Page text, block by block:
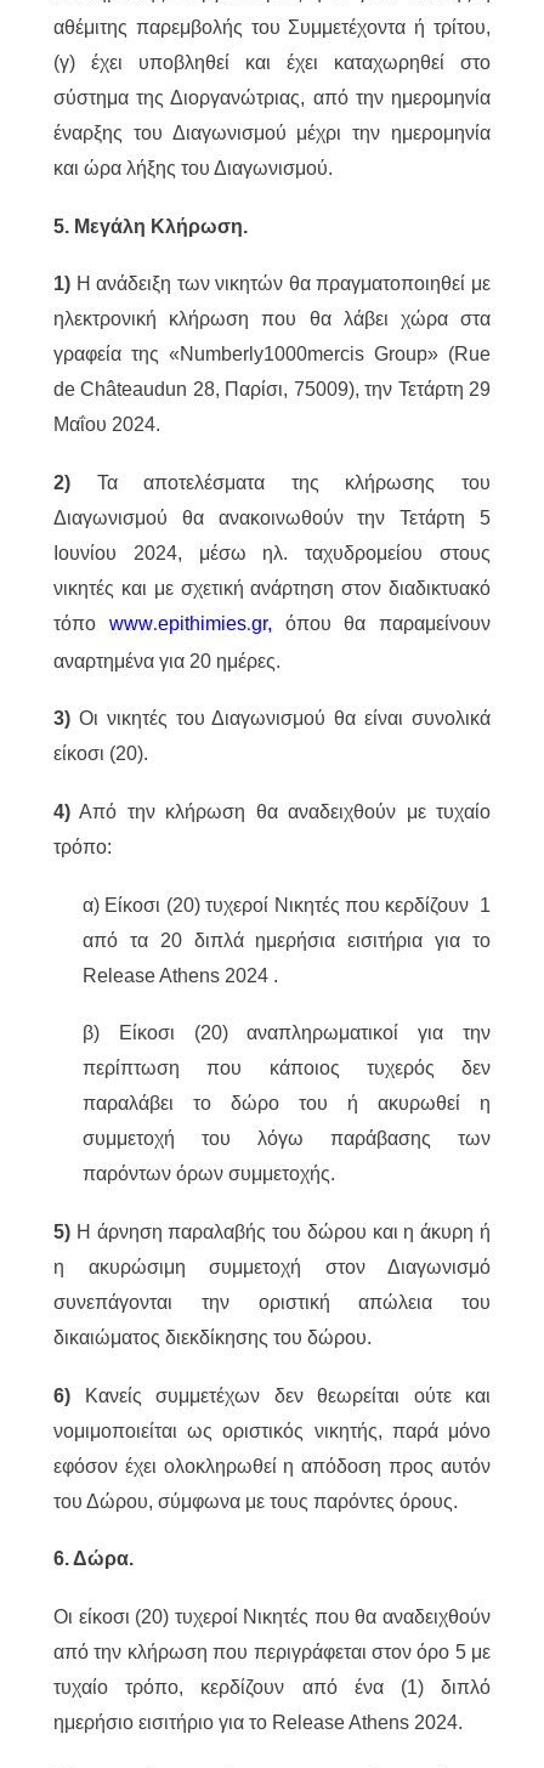
αθέμιτης παρεμβολής του Συμμετέχοντα ή τρίτου,
(γ) έχει υποβληθεί και έχει καταχωρηθεί στο
σύστημα της Διοργανώτριας, από την ημερομηνία
έναρξης του Διαγωνισμού μέχρι την ημερομηνία
και ώρα λήξης του Διαγωνισμού.
5. Μεγάλη Κλήρωση.
1) Η ανάδειξη των νικητών θα πραγματοποιηθεί με
ηλεκτρονική κλήρωση που θα λάβει χώρα στα
γραφεία της «Numberly1000mercis Group» (Rue
de Châteaudun 28, Παρίσι, 75009), την Τετάρτη 29
Μαΐου 2024.
2) Τα αποτελέσματα της κλήρωσης του
Διαγωνισμού θα ανακοινωθούν την Τετάρτη 5
Ιουνίου 2024, μέσω ηλ. ταχυδρομείου στους
νικητές και με σχετική ανάρτηση στον διαδικτυακό
τόπο www.epithimies.gr, όπου θα παραμείνουν
αναρτημένα για 20 ημέρες.
3) Οι νικητές του Διαγωνισμού θα είναι συνολικά
είκοσι (20).
4) Από την κλήρωση θα αναδειχθούν με τυχαίο
τρόπο:
α) Είκοσι (20) τυχεροί Νικητές που κερδίζουν 1
από τα 20 διπλά ημερήσια εισιτήρια για το
Release Athens 2024 .
β) Είκοσι (20) αναπληρωματικοί για την
περίπτωση που κάποιος τυχερός δεν
παραλάβει το δώρο του ή ακυρωθεί η
συμμετοχή του λόγω παράβασης των
παρόντων όρων συμμετοχής.
5) Η άρνηση παραλαβής του δώρου και η άκυρη ή
η ακυρώσιμη συμμετοχή στον Διαγωνισμό
συνεπάγονται την οριστική απώλεια του
δικαιώματος διεκδίκησης του δώρου.
6) Κανείς συμμετέχων δεν θεωρείται ούτε και
νομιμοποιείται ως οριστικός νικητής, παρά μόνο
εφόσον έχει ολοκληρωθεί η απόδοση προς αυτόν
του Δώρου, σύμφωνα με τους παρόντες όρους.
6. Δώρα.
Οι είκοσι (20) τυχεροί Νικητές που θα αναδειχθούν
από την κλήρωση που περιγράφεται στον όρο 5 με
τυχαίο τρόπο, κερδίζουν από ένα (1) διπλό
ημερήσιο εισιτήριο για το Release Athens 2024.